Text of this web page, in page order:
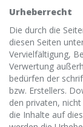
Urheberrecht
Die durch die
diesen Seiten
Vervielfältigung,
Verwertung
bedürfen der
bzw. Erstellers.
den privaten,
die Inhalte auf